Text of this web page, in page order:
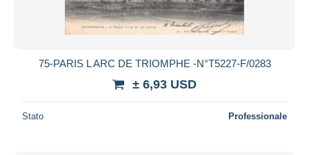
75-PARIS L ARC DE TRIOMPHE -N°T5227-F/0283
± 6,93 USD
Stato Professionale